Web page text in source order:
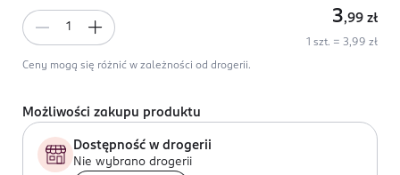
3,99 zł
1 szt. = 3,99 zł
Ceny mogą się różnić w zależności od drogerii.
Możliwości zakupu produktu
Dostępność w drogerii
Nie wybrano drogerii